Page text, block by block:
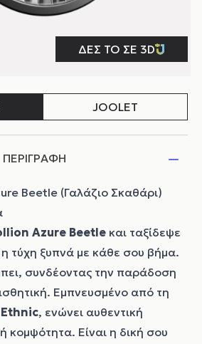
ΠΕΡΙΓΡΑΦΗ
Beetle (Γαλάζιο Σκαθάρι)
Azure Beetle και ταξίδεψε
τύχη ξυπνά με κάθε σου βήμα.
συνδέοντας την παράδοση
Εμπνευσμένο από τη
, ενώνει αυθεντική
κομψότητα. Είναι η δική σου